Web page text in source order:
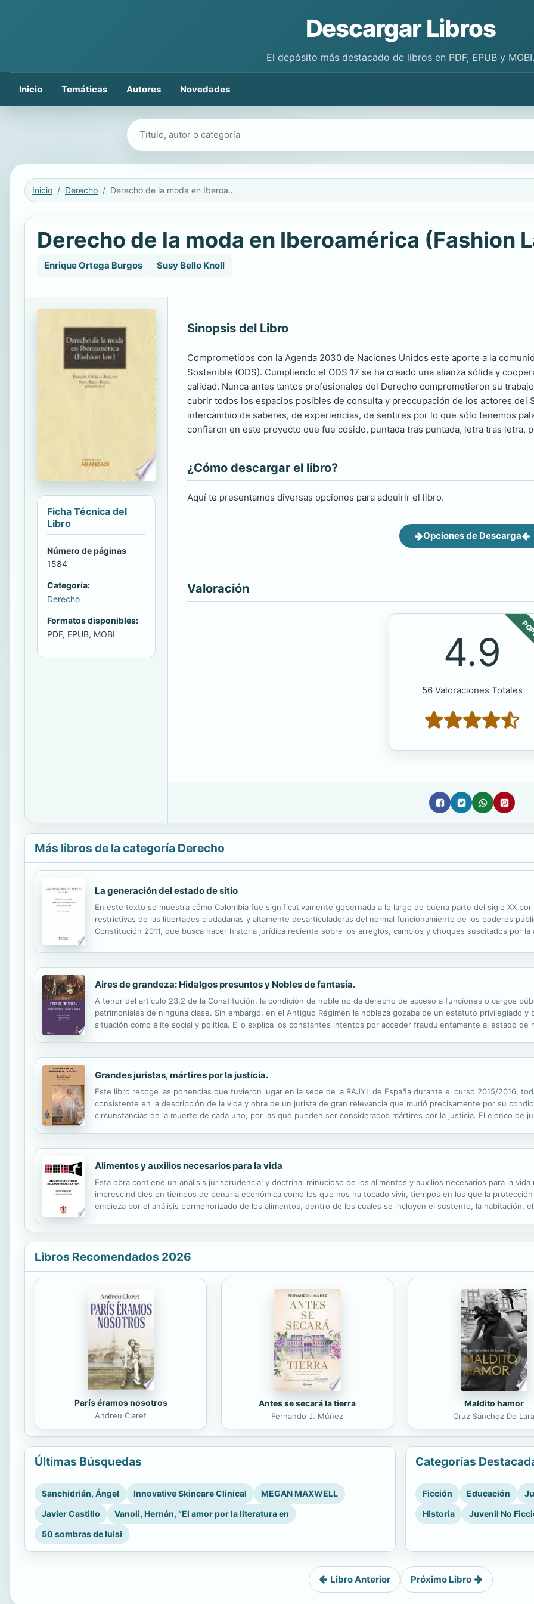
Descargar Libros
El depósito más destacado de libros en PDF, EPUB y MOBI.
Inicio Temáticas Autores Novedades
Buscar libros
Inicio Derecho Derecho de la moda en Iberoamérica (Fashion Law)
Derecho de la moda en Iberoamérica (Fashion
Enrique Ortega Burgos Susy Bello Knoll
Ficha Técnica del
Libro
Número de páginas
1584
Categoría:
Derecho
Formatos disponibles:
PDF, EPUB, MOBI
Sinopsis del Libro
Comprometidos con la Agenda 2030 de Naciones Unidos este aporte a la
Sostenible (ODS). Cumpliendo el ODS 17 se ha creado una alianza sólida y
calidad. Nunca antes tantos profesionales del Derecho comprometieron su
cubrir todos los espacios posibles de consulta y preocupación de los actores del
intercambio de saberes, de experiencias, de sentires por lo que sólo tenemos
confiaron en este proyecto que fue cosido, puntada tras puntada, letra tras letra,
¿Cómo descargar el libro?
Aquí te presentamos diversas opciones para adquirir el libro.
Opciones de Descarga
Valoración
4.9
56 Valoraciones Totales
Más libros de la categoría Derecho
La generación del estado de sitio
En este texto se muestra cómo Colombia fue significativamente gobernada a lo largo de buena parte del siglo XX
restrictivas de las libertades ciudadanas y altamente desarticuladoras del normal funcionamiento de los poderes
Constitución 2011, que busca hacer historia jurídica reciente sobre los arreglos, cambios y choques suscitados por la
Aires de grandeza: Hidalgos presuntos y Nobles de fantasía.
A tenor del artículo 23.2 de la Constitución, la condición de noble no da derecho de acceso a funciones o cargos
patrimoniales de ninguna clase. Sin embargo, en el Antiguo Régimen la nobleza gozaba de un estatuto privilegiado y
situación como élite social y política. Ello explica los constantes intentos por acceder fraudulentamente al estado de
Grandes juristas, mártires por la justicia.
Este libro recoge las ponencias que tuvieron lugar en la sede de la RAJYL de España durante el curso 2015/2016,
consistente en la descripción de la vida y obra de un jurista de gran relevancia que murió precisamente por su
circunstancias de la muerte de cada uno, por las que pueden ser considerados mártires por la justicia. El elenco de
Alimentos y auxilios necesarios para la vida
Esta obra contiene un análisis jurisprudencial y doctrinal minucioso de los alimentos y auxilios necesarios para la
imprescindibles en tiempos de penuria económica como los que nos ha tocado vivir, tiempos en los que la
empieza por el análisis pormenorizado de los alimentos, dentro de los cuales se incluyen el sustento, la habitación,
Libros Recomendados 2026
París éramos nosotros
Andreu Claret
Antes se secará la tierra
Fernando J. Múñez
Maldito hamor
Cruz Sánchez De Lara
Últimas Búsquedas
Sanchidrián, Ángel Innovative Skincare Clinical
MEGAN MAXWELL
Javier Castillo
Vanoli, Hernán, “El amor por la literatura en
50 sombras de luisi
Categorías
Ficción Educación
Historia
Juvenil No
Libro Anterior Próximo Libro